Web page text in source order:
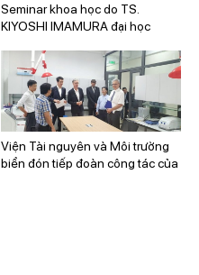
Seminar khoa học do TS.
KIYOSHI IMAMURA đại học
tổ chức tại Viện Công nghệ môi
trường.
Viện Tài nguyên và Môi trường
biển đón tiếp đoàn công tác của